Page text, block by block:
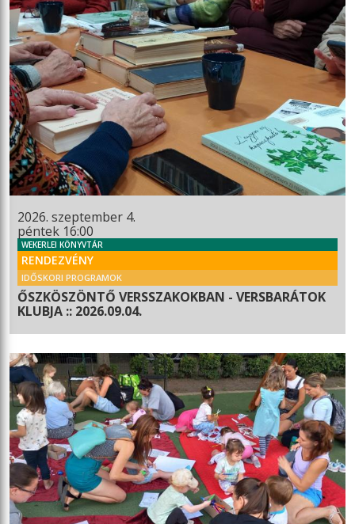
2026. szeptember 4.
péntek 16:00
WEKERLEI KÖNYVTÁR
RENDEZVÉNY
IDŐSKORI PROGRAMOK
ŐSZKÖSZÖNTŐ VERSSZAKOKBAN - VERSBARÁTOK
KLUBJA :: 2026.09.04.